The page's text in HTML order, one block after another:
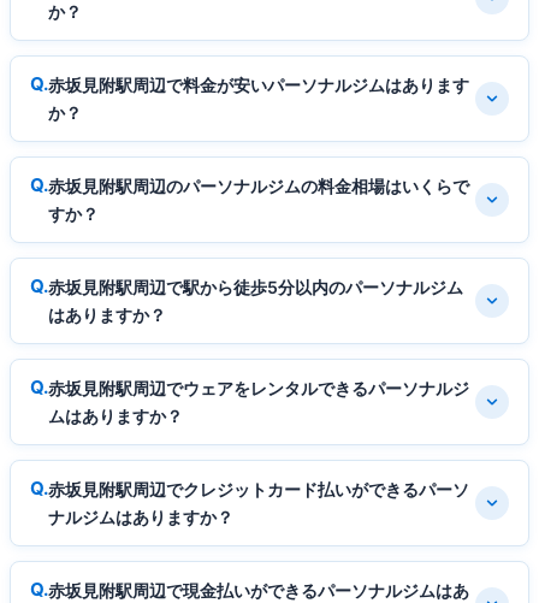
か？
赤坂見附駅周辺で料金が安いパーソナルジムはあります
か？
赤坂見附駅周辺のパーソナルジムの料金相場はいくらで
すか？
赤坂見附駅周辺で駅から徒歩5分以内のパーソナルジム
はありますか？
赤坂見附駅周辺でウェアをレンタルできるパーソナルジ
ムはありますか？
赤坂見附駅周辺でクレジットカード払いができるパーソ
ナルジムはありますか？
赤坂見附駅周辺で現金払いができるパーソナルジムはあ